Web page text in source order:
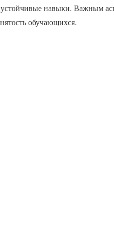
устойчивые навыки. Важным
обучающихся.